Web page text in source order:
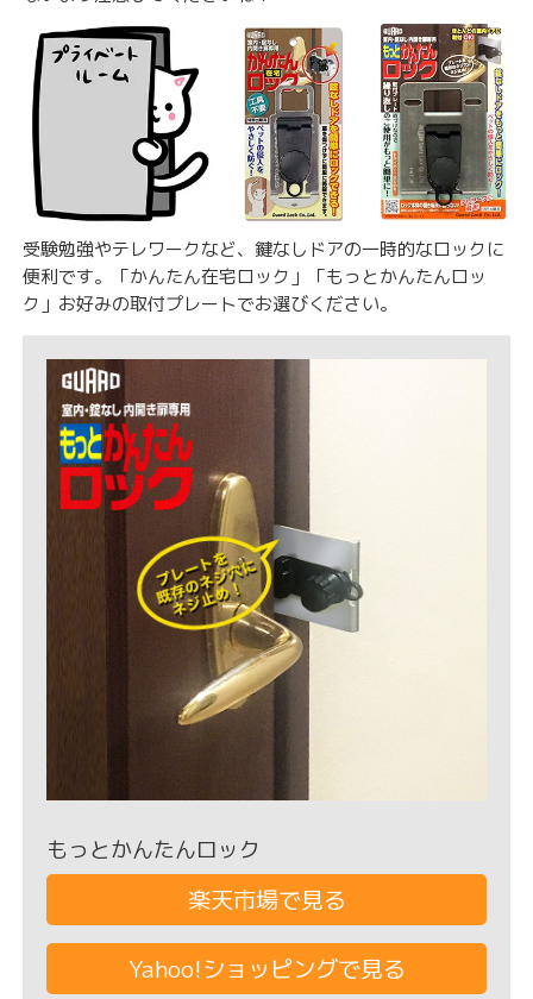
受験勉強やテレワークなど、鍵なしドアの一時的なロックに
便利です。「かんたん在宅ロック」「もっとかんたんロッ
ク」お好みの取付プレートでお選びください。
もっとかんたんロック
楽天市場で見る
Yahoo!ショッピングで見る